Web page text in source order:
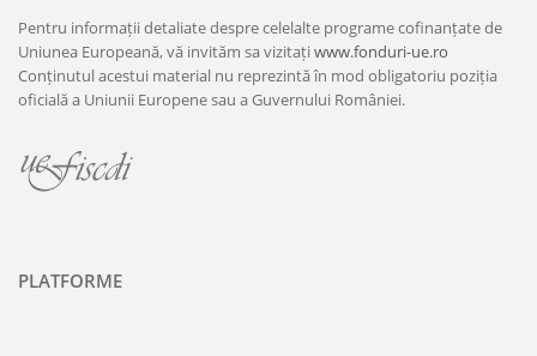
Pentru informații detaliate despre celelalte programe cofinanțate de
Uniunea Europeană, vă invităm sa vizitațiwww.fonduri-ue.ro
Conținutul acestui material nu reprezintă în mod obligatoriu poziția
oficială a Uniunii Europene sau a Guvernului României.
PLATFORME